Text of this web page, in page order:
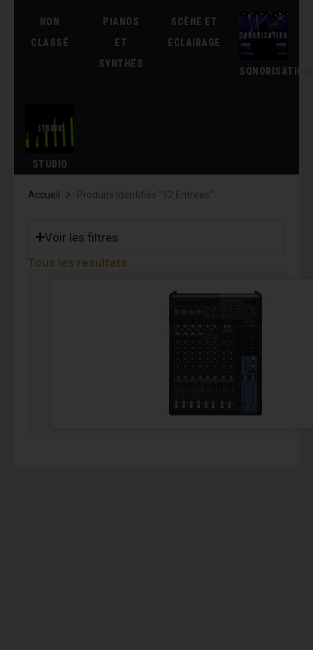
NON
CLASSÉ
PIANOS
ET
SYNTHÉS
SCÈNE ET
ECLAIRAGE
SONORISATION
STUDIO
Accueil Produits Identifiés “12 Entrees”
Voir les filtres
Tous les resultats